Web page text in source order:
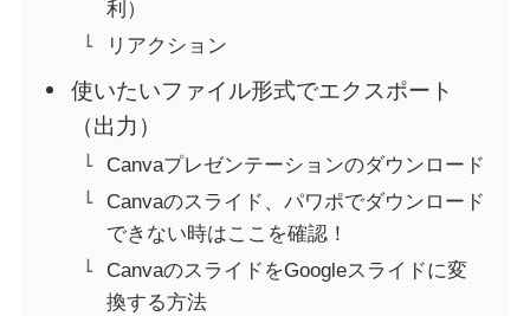
利）
リアクション
使いたいファイル形式でエクスポート
（出力）
Canvaプレゼンテーションのダウンロード
Canvaのスライド、パワポでダウンロード
できない時はここを確認！
CanvaのスライドをGoogleスライドに変
換する方法